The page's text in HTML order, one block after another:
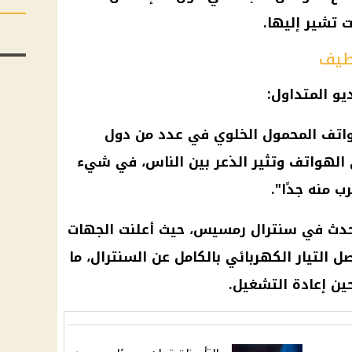
تشير إليها.
المتداول:
المحمول الخلوي في عدد من دول
الهواتف وتثير الذعر بين الناس، في شيء
منه جدًا".
في سنترال رمسيس، حيث أعلنت الجهات
الكهربائي بالكامل عن السنترال، ما
إعادة التشغيل.